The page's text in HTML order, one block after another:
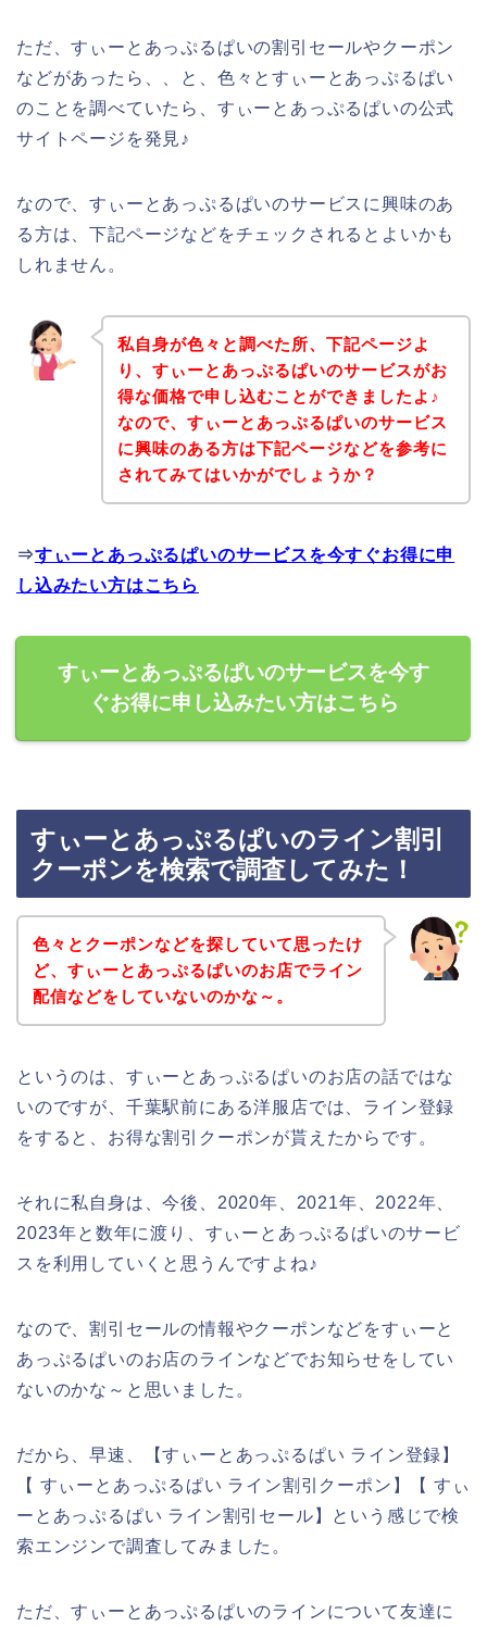
ただ、すぃーとあっぷるぱいの割引セールやクーポン
などがあったら、、と、色々とすぃーとあっぷるぱい
のことを調べていたら、すぃーとあっぷるぱいの公式
サイトページを発見♪
なので、すぃーとあっぷるぱいのサービスに興味のあ
る方は、下記ページなどをチェックされるとよいかも
しれません。
私自身が色々と調べた所、下記ページよ
り、すぃーとあっぷるぱいのサービスがお
得な価格で申し込むことができましたよ♪
なので、すぃーとあっぷるぱいのサービス
に興味のある方は下記ページなどを参考に
されてみてはいかがでしょうか？
⇒すぃーとあっぷるぱいのサービスを今すぐお得に申
し込みたい方はこちら
すぃーとあっぷるぱいのサービスを今す
ぐお得に申し込みたい方はこちら
すぃーとあっぷるぱいのライン割引
クーポンを検索で調査してみた！
色々とクーポンなどを探していて思ったけ
ど、すぃーとあっぷるぱいのお店でライン
配信などをしていないのかな～。
というのは、すぃーとあっぷるぱいのお店の話ではな
いのですが、千葉駅前にある洋服店では、ライン登録
をすると、お得な割引クーポンが貰えたからです。
それに私自身は、今後、2020年、2021年、2022年、
2023年と数年に渡り、すぃーとあっぷるぱいのサービ
スを利用していくと思うんですよね♪
なので、割引セールの情報やクーポンなどをすぃーと
あっぷるぱいのお店のラインなどでお知らせをしてい
ないのかな～と思いました。
だから、早速、【すぃーとあっぷるぱい ライン登録】
【 すぃーとあっぷるぱい ライン割引クーポン】【 すぃ
ーとあっぷるぱい ライン割引セール】という感じで検
索エンジンで調査してみました。
ただ、すぃーとあっぷるぱいのラインについて友達に